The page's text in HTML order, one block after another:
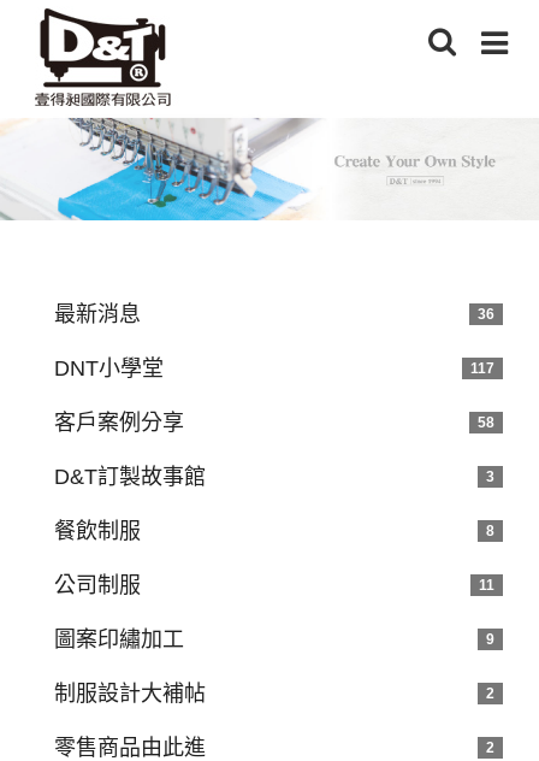
最新消息 36
DNT小學堂 117
客戶案例分享 58
D&T訂製故事館 3
餐飲制服 8
公司制服 11
圖案印繡加工 9
制服設計大補帖 2
零售商品由此進 2